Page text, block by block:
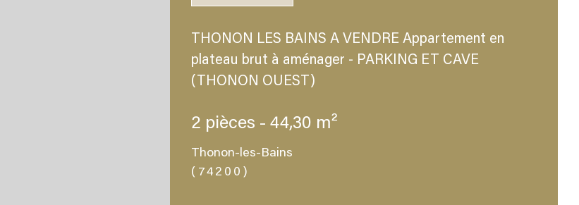
THONON LES BAINS A VENDRE Appartement en
plateau brut à aménager - PARKING ET CAVE
(THONON OUEST)
2 pièces - 44,30 m²
Thonon-les-Bains
(74200)